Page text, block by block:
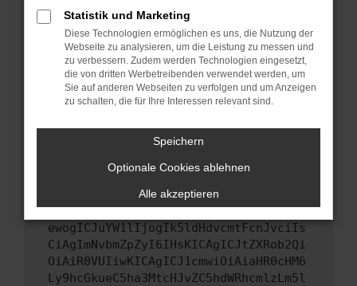
sind.
Veraltete Software birgt nicht nur ein
Sicherheitsrisiko, sondern kann auch dazu
führen, dass bestimmte Funktionen nicht mehr
unterstützt werden.
Wende dich an den Webseitenbetreiber.
hast, kontaktiere uns bitte. Wir werden
uns diesen Text schicken, um uns bei der
Fehlersuche zu unterstützen:
ewogICJuYW1lIjogIk5ldHdvcmtFcnJvciIs
CiAgImNvbmZpZyI6IHsKICAgICJtZXRob2Qi
OiAiR0VUIiwKICAgICJ1cmwiOiAiaHR0cHM6
Ly9hcGkueC5ha3MtcHJvZC5hdWRhcmlzLm5l
Statistik und Marketing
Diese Technologien ermöglichen es uns, die Nutzung der
Webseite zu analysieren, um die Leistung zu messen und
zu verbessern. Zudem werden Technologien eingesetzt,
die von dritten Werbetreibenden verwendet werden, um
Sie auf anderen Webseiten zu verfolgen und um Anzeigen
zu schalten, die für Ihre Interessen relevant sind.
Speichern
Optionale Cookies ablehnen
Alle akzeptieren